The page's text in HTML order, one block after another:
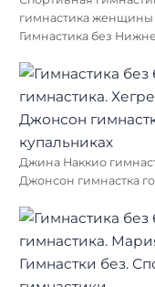
гимнастика женщины
Гимнастика без
Джина Наккио
Джонсон гимнастка